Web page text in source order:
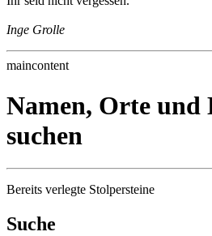
Inge Grolle
maincontent
Namen, Orte und
suchen
Bereits verlegte Stolpersteine
Suche